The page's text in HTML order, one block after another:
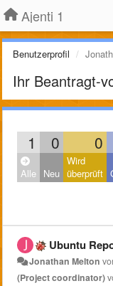
Ajenti 1
Benutzerprofil
Ihr Beantragt-
1 0 0
Alle Neu
Wird
überprüft
Ubuntu
Jonathan Melton
(Project coordinator)